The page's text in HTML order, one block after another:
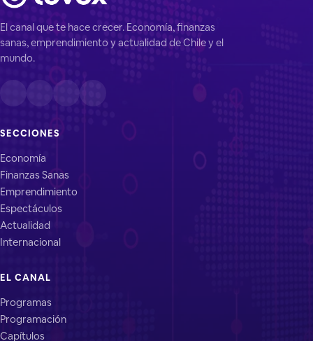
El canal que te hace crecer. Economía, finanzas
sanas, emprendimiento y actualidad de Chile y el
mundo.
SECCIONES
Economía
Finanzas Sanas
Emprendimiento
Espectáculos
Actualidad
Internacional
EL CANAL
Programas
Programación
Capítulos